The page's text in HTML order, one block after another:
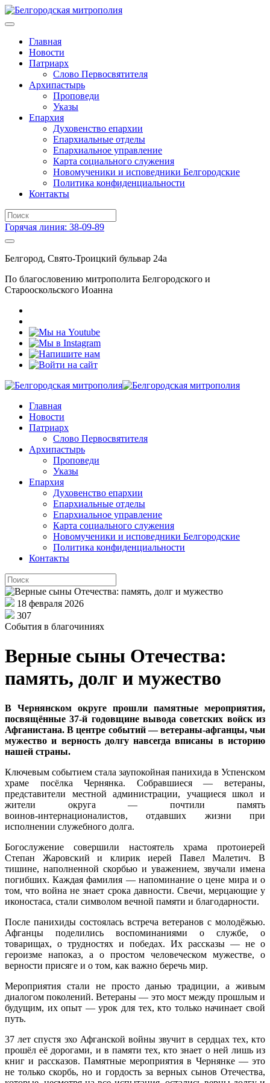
Главная
Новости
Патриарх
Слово Первосвятителя
Архипастырь
Проповеди
Указы
Епархия
Духовенство епархии
Епархиальные отделы
Епархиальное управление
Карта социального служения
Новомученики и исповедники Белгородские
Политика конфиденциальности
Контакты
Горячая линия: 38-09-89
Белгород, Свято-Троицкий бульвар 24а
По благословению митрополита Белгородского и
Старооскольского Иоанна
Главная
Новости
Патриарх
Слово Первосвятителя
Архипастырь
Проповеди
Указы
Епархия
Духовенство епархии
Епархиальные отделы
Епархиальное управление
Карта социального служения
Новомученики и исповедники Белгородские
Политика конфиденциальности
Контакты
18 февраля 2026
307
События в благочиниях
Верные сыны Отечества:
память, долг и мужество
В Чернянском округе прошли памятные мероприятия,
посвящённые 37‑й годовщине вывода советских войск из
Афганистана. В центре событий — ветераны‑афганцы, чьи
мужество и верность долгу навсегда вписаны в историю
нашей страны.
Ключевым событием стала заупокойная панихида в Успенском
храме посёлка Чернянка. Собравшиеся — ветераны,
представители местной администрации, учащиеся школ и
жители округа — почтили память
воинов‑интернационалистов, отдавших жизни при
исполнении служебного долга.
Богослужение совершили настоятель храма протоиерей
Степан Жаровский и клирик иерей Павел Малетич.
В
тишине, наполненной скорбью и уважением, звучали имена
погибших. Каждая фамилия — напоминание о цене мира и о
том, что война не знает срока давности. Свечи, мерцающие у
иконостаса, стали символом вечной памяти и благодарности.
После панихиды состоялась встреча ветеранов с молодёжью.
Афганцы поделились воспоминаниями о службе, о
товарищах, о трудностях и победах. Их рассказы — не о
героизме напоказ, а о простом человеческом мужестве, о
верности присяге и о том, как важно беречь мир.
Мероприятия стали не просто данью традиции, а живым
диалогом поколений. Ветераны — это мост между прошлым и
будущим, их опыт — урок для тех, кто только начинает свой
путь.
37 лет спустя эхо Афганской войны звучит в сердцах тех, кто
прошёл её дорогами, и в памяти тех, кто знает о ней лишь из
книг и рассказов. Памятные мероприятия в Чернянке — это
не только скорбь, но и гордость за верных сынов Отечества,